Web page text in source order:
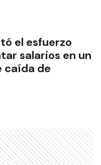
el esfuerzo
salarios en un
caída de